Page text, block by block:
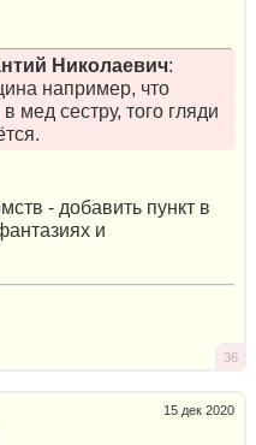
Николаевич:
например, что
мед сестру, того гляди
- добавить пункт в
и
36
15 дек 2020